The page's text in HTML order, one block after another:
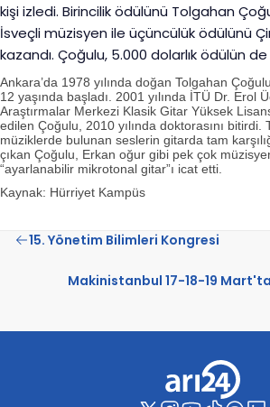
kişi izledi. Birincilik ödülünü Tolgahan
İsveçli müzisyen ile üçüncülük ödülünü
kazandı. Çoğulu, 5.000 dolarlık ödülün
Ankara’da 1978 yılında doğan Tolgahan
12 yaşında başladı. 2001 yılında İTÜ Dr. Erol
Araştırmalar Merkezi Klasik Gitar Yüksek
edilen Çoğulu, 2010 yılında doktorasını bitirdi.
müziklerde bulunan seslerin gitarda tam
çıkan Çoğulu, Erkan oğur gibi pek çok
“ayarlanabilir mikrotonal gitar”ı icat etti.
Kaynak: Hürriyet Kampüs
15. Yönetim Bilimleri Kongresi
Makinistanbul 17-18-19